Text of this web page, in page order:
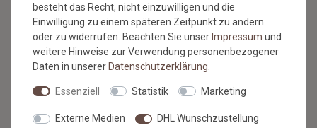
SERVICE & HILFE
Zahlungsmethoden & Sicherheit
Hilfe
besteht das Recht, nicht einzuwilligen und die
Einwilligung zu einem späteren Zeitpunkt zu ändern
oder zu widerrufen. Beachten Sie unserImpressum und
weitere Hinweise zur Verwendung personenbezogener
Daten in unsererDaten­schutz­erklärung
Essenziell Statistik Marketing
Externe Medien DHL Wunschzustellung